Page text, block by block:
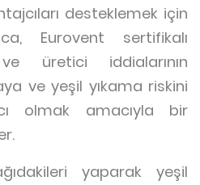
desteklemek için
Eurovent sertifikalı
üretici iddialarının
ve yeşil yıkama riskini
olmak amacıyla bir
yaparak yeşil